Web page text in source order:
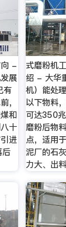
向 -
展
有
，
和
十
进
后
式磨粉机
绍 - 大华
机）能处
以下物料
可达350兆
磨粉后物
点，适用
泥厂的石
力大、出